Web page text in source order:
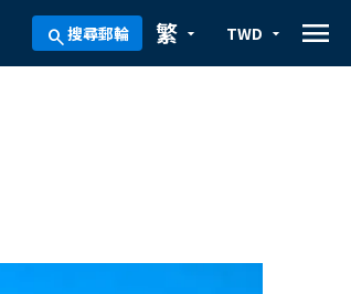
search搜尋郵輪 arrow_drop_down
繁 arrow_drop_down
TWD menu